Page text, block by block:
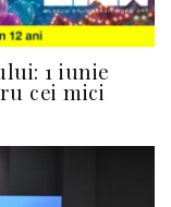
1 iunie
cei mici